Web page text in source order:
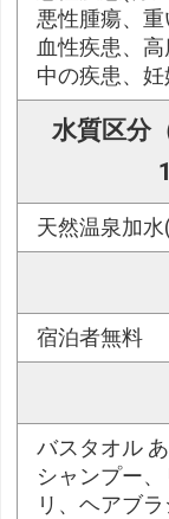
悪性腫瘍、
血性疾患、
中の疾患、
水質区分
天然温泉加
宿泊者無料
バスタオル
シャンプー
リ、ヘアブラ